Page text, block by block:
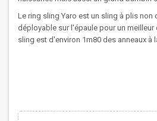
Le ring sling Yaro est un sling à plis non
déployable sur l'épaule pour un
sling est d'environ 1m80 des anneaux à